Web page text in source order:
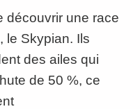
découvrir une race
le Skypian. Ils
des ailes qui
de 50 %, ce